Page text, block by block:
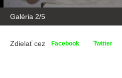
Galéria 2/5
Zdielať cez Facebook Twitter